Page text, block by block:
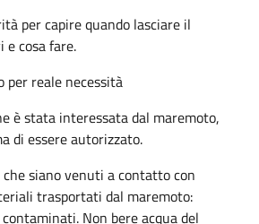
per capire quando lasciare il
cosa fare.
per reale necessità
è stata interessata dal maremoto,
di essere autorizzato.
siano venuti a contatto con
trasportati dal maremoto:
Non bere acqua del